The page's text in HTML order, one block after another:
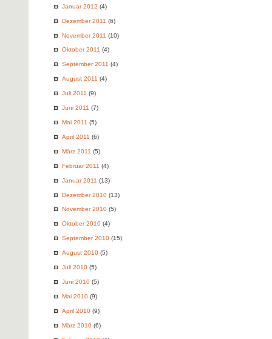
Januar 2012 (4)
Dezember 2011 (6)
November 2011 (10)
Oktober 2011 (4)
September 2011 (4)
August 2011 (4)
Juli 2011 (9)
Juni 2011 (7)
Mai 2011 (5)
April 2011 (6)
März 2011 (5)
Februar 2011 (4)
Januar 2011 (13)
Dezember 2010 (13)
November 2010 (5)
Oktober 2010 (4)
September 2010 (15)
August 2010 (5)
Juli 2010 (5)
Juni 2010 (5)
Mai 2010 (9)
April 2010 (9)
März 2010 (6)